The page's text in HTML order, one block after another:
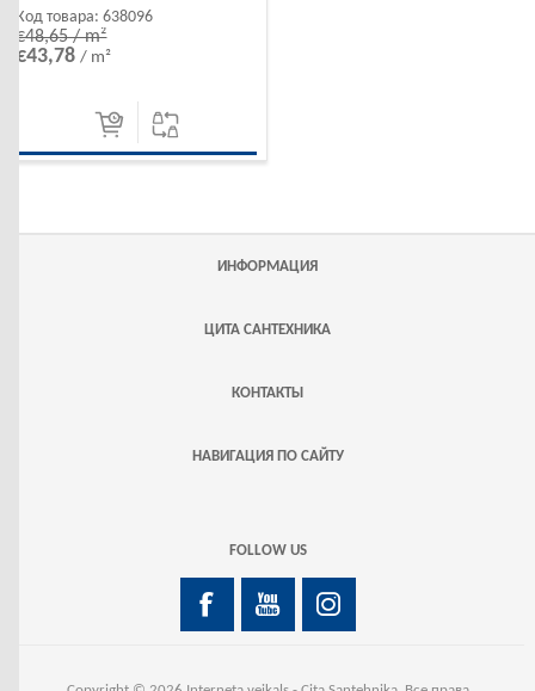
Код товара: 638096
€48,65 / m²
€43,78/ m²
ИНФОРМАЦИЯ
ЦИТА САНТЕХНИКА
КОНТАКТЫ
НАВИГАЦИЯ ПО САЙТУ
FOLLOW US